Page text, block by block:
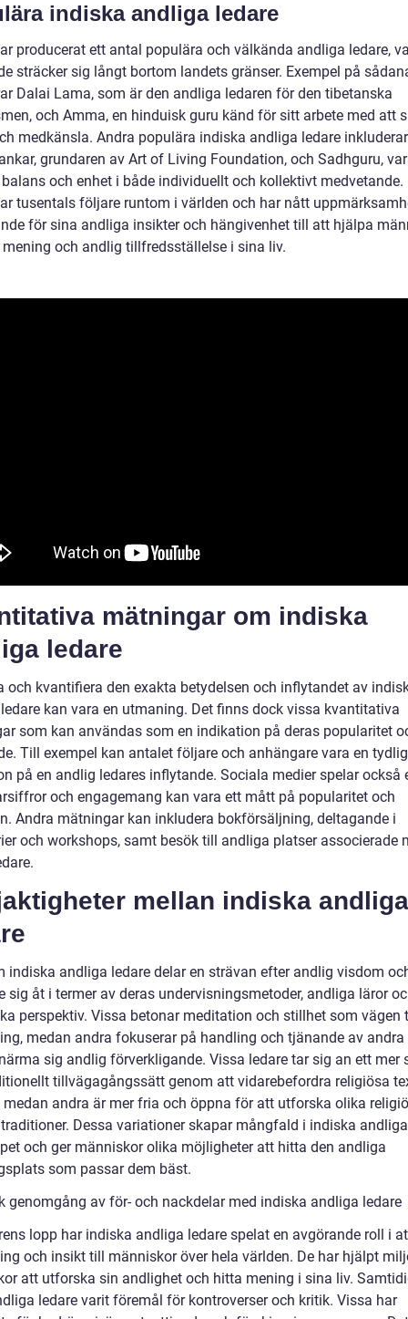
indiska andliga ledare
producerat ett antal populära och välkända andliga ledare,
sträcker sig långt bortom landets gränser. Exempel på
Dalai Lama, som är den andliga ledaren för den tibetanska
och Amma, en hinduisk guru känd för sitt arbete med att
medkänsla. Andra populära indiska andliga ledare
grundaren av Art of Living Foundation, och Sadhguru,
och enhet i både individuellt och kollektivt medvetande.
tusentals följare runtom i världen och har nått
för sina andliga insikter och hängivenhet till att hjälpa
och andlig tillfredsställelse i sina liv.
mätningar om indiska
ledare
och kvantifiera den exakta betydelsen och inflytandet av
kan vara en utmaning. Det finns dock vissa kvantitativa
som kan användas som en indikation på deras popularitet
Till exempel kan antalet följare och anhängare vara en tydlig
på en andlig ledares inflytande. Sociala medier spelar också
och engagemang kan vara ett mått på popularitet och
Andra mätningar kan inkludera bokförsäljning, deltagande i
och workshops, samt besök till andliga platser associerade
mellan indiska andliga
indiska andliga ledare delar en strävan efter andlig visdom
sig åt i termer av deras undervisningsmetoder, andliga läror
perspektiv. Vissa betonar meditation och stillhet som vägen
medan andra fokuserar på handling och tjänande av
sig andlig förverkligande. Vissa ledare tar sig an ett mer
tillvägagångssätt genom att vidarebefordra religiösa
medan andra är mer fria och öppna för att utforska olika
Dessa variationer skapar mångfald i indiska andliga
och ger människor olika möjligheter att hitta den andliga
som passar dem bäst.
genomgång av för- och nackdelar med indiska andliga ledare
lopp har indiska andliga ledare spelat en avgörande roll i
och insikt till människor över hela världen. De har hjälpt
att utforska sin andlighet och hitta mening i sina liv.
ledare varit föremål för kontroverser och kritik. Vissa har